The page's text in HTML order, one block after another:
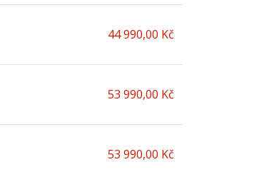
44 990,00 Kč
53 990,00 Kč
53 990,00 Kč